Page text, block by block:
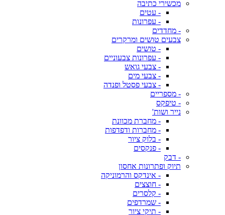
מכשירי כתיבה
- עטים
- עפרונות
- מחדדים
צבעים טושים ומרקרים
- טושים
- עפרונות צבעוניים
- צבעי גואש
- צבעי מים
- צבעי פסטל ופנדה
- מספריים
- טיפקס
נייר ושות'
- מחברת מכוונת
- מחברות ודפדפות
- בלוק ציור
- פנקסים
- דבק
תיוק ופתרונות אחסון
- אינדקס והרמוניקה
- חוצצים
- קלסרים
- שמרדפים
- תיקי ציור